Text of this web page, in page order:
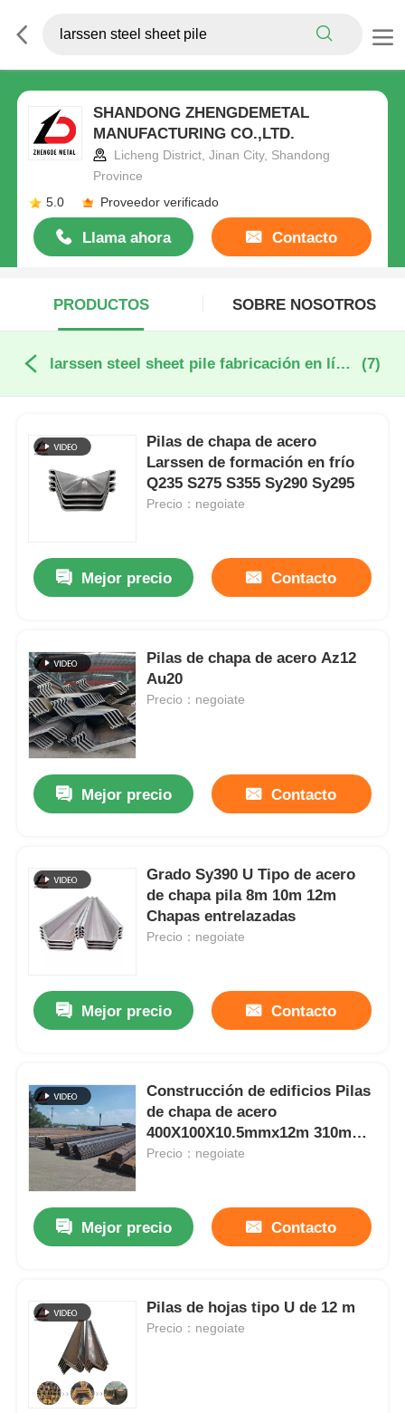
SHANDONG ZHENGDEMETAL
MANUFACTURING CO.,LTD.
Licheng District, Jinan City, Shandong
Province
5.0
Proveedor verificado
Llama ahora Contacto
PRODUCTOS SOBRE NOSOTROS
larssen steel sheet pile fabricación en línea (7)
Pilas de chapa de acero
Larssen de formación en frío
Q235 S275 S355 Sy290 Sy295
Precio：negoiate
Mejor precio Contacto
Pilas de chapa de acero Az12
Au20
Precio：negoiate
Mejor precio Contacto
Grado Sy390 U Tipo de acero
de chapa pila 8m 10m 12m
Chapas entrelazadas
Precio：negoiate
Mejor precio Contacto
Construcción de edificios Pilas
de chapa de acero
400X100X10.5mmx12m 310mm
DC01 SPCC 12m
Precio：negoiate
Mejor precio Contacto
Pilas de hojas tipo U de 12 m
Precio：negoiate